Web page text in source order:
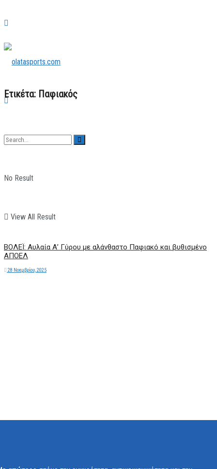
No Result
View All Result
Ετικέτα: Παφιακός
ΒΟΛΕΪ: Αυλαία Α’ Γύρου με αλάνθαστο Παφιακό και βυθισμένο
ΑΠΟΕΛ
28 Νοεμβρίου, 2025